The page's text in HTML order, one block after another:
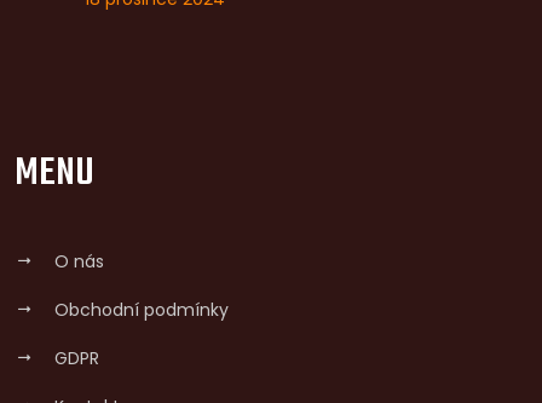
MENU
O nás
Obchodní podmínky
GDPR